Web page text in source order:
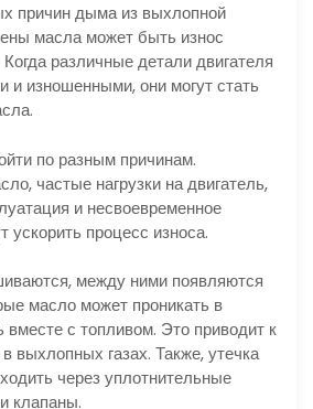
причин дыма из выхлопной
масла может быть износ
различные детали двигателя
и изношенными, они могут стать
по разным причинам.
частые нагрузки на двигатель,
и несвоевременное
ускорить процесс износа.
между ними появляются
масло может проникать в
вместе с топливом. Это приводит к
выхлопных газах. Также, утечка
через уплотнительные
клапаны.